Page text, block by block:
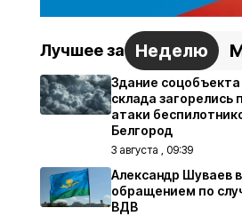
Лучшее за Неделю
Здание соцобъекта
склада загорелись
атаки
Белгород
3 августа , 09:39
Александр Шуваев
обращением по
ВДВ